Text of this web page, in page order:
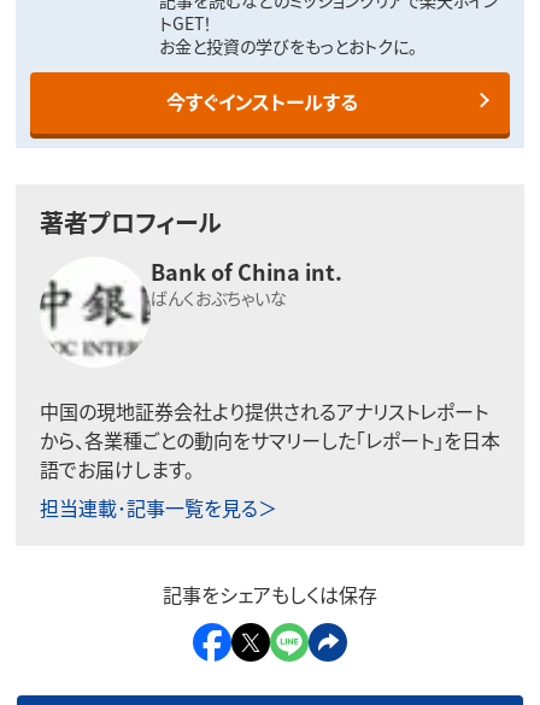
トGET！
お金と投資の学びをもっとおトクに。
今すぐインストールする
著者プロフィール
Bank of China int.
ばんくおぶちゃいな
中国の現地証券会社より提供されるアナリストレポート
から、各業種ごとの動向をサマリーした「レポート」を日本
語でお届けします。
担当連載･記事一覧を見る＞
記事をシェアもしくは保存